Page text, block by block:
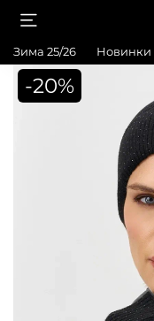
Зима 25/26 Новинки
-20%